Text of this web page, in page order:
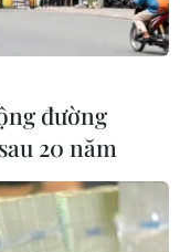
đường
20 năm